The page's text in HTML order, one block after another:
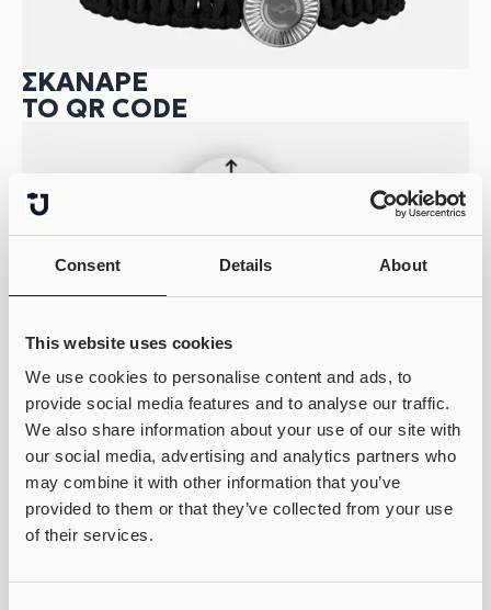
Consent Details About
This website uses cookies
We use cookies to personalise content and ads, to
provide social media features and to analyse our traffic.
We also share information about your use of our site with
our social media, advertising and analytics partners who
may combine it with other information that you’ve
provided to them or that they’ve collected from your use
of their services.
ΣΚΆΝΑΡΕ
ΤΟ QR CODE
ΚΕΡΔΙΣΕ 50% OFF &